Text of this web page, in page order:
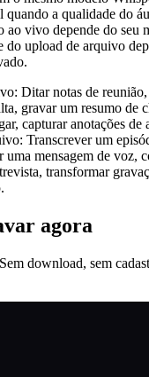
quando a qualidade do
ao vivo depende do seu
do upload de arquivo
Ditar notas de
gravar um resumo de
capturar anotações de
Transcrever um
uma mensagem de voz,
transformar
agora
download, sem